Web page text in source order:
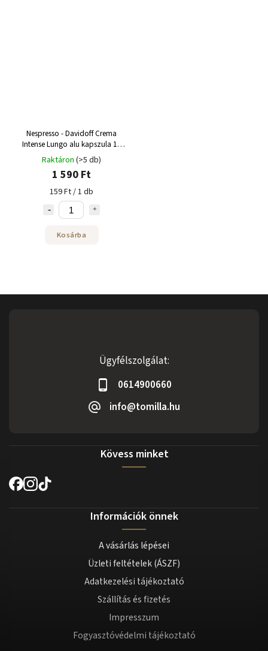
Nespresso - Davidoff Crema
Intense Lungo alu kapszula 10
adag
Raktáron (>5 db)
1 590 Ft
159 Ft / 1 db
Kosárba
Ügyfélszolgálat:
0614900660
info@tomilla.hu
Kövess minket
Információk önnek
A vásárlás lépései
Üzleti feltételek (ÁSZF)
Adatkezelési tájékoztató
Szállítás és fizetés
Impresszum
Fogyasztóvédelmi tájékoztató